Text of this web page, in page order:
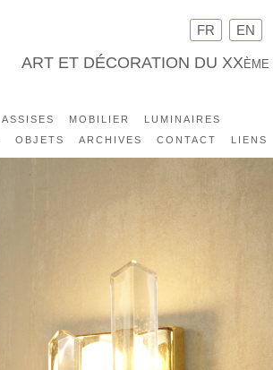
FR EN
ART ET DÉCORATION DU XXème
assises mobilier
luminaires
objets archives contact liens